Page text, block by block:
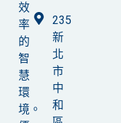
效
率
的
智
慧
環
境。
235
新
北
市
中
和